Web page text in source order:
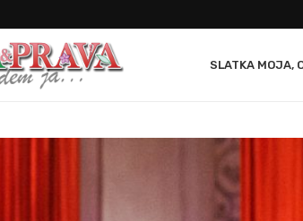
SLATKA MOJA,